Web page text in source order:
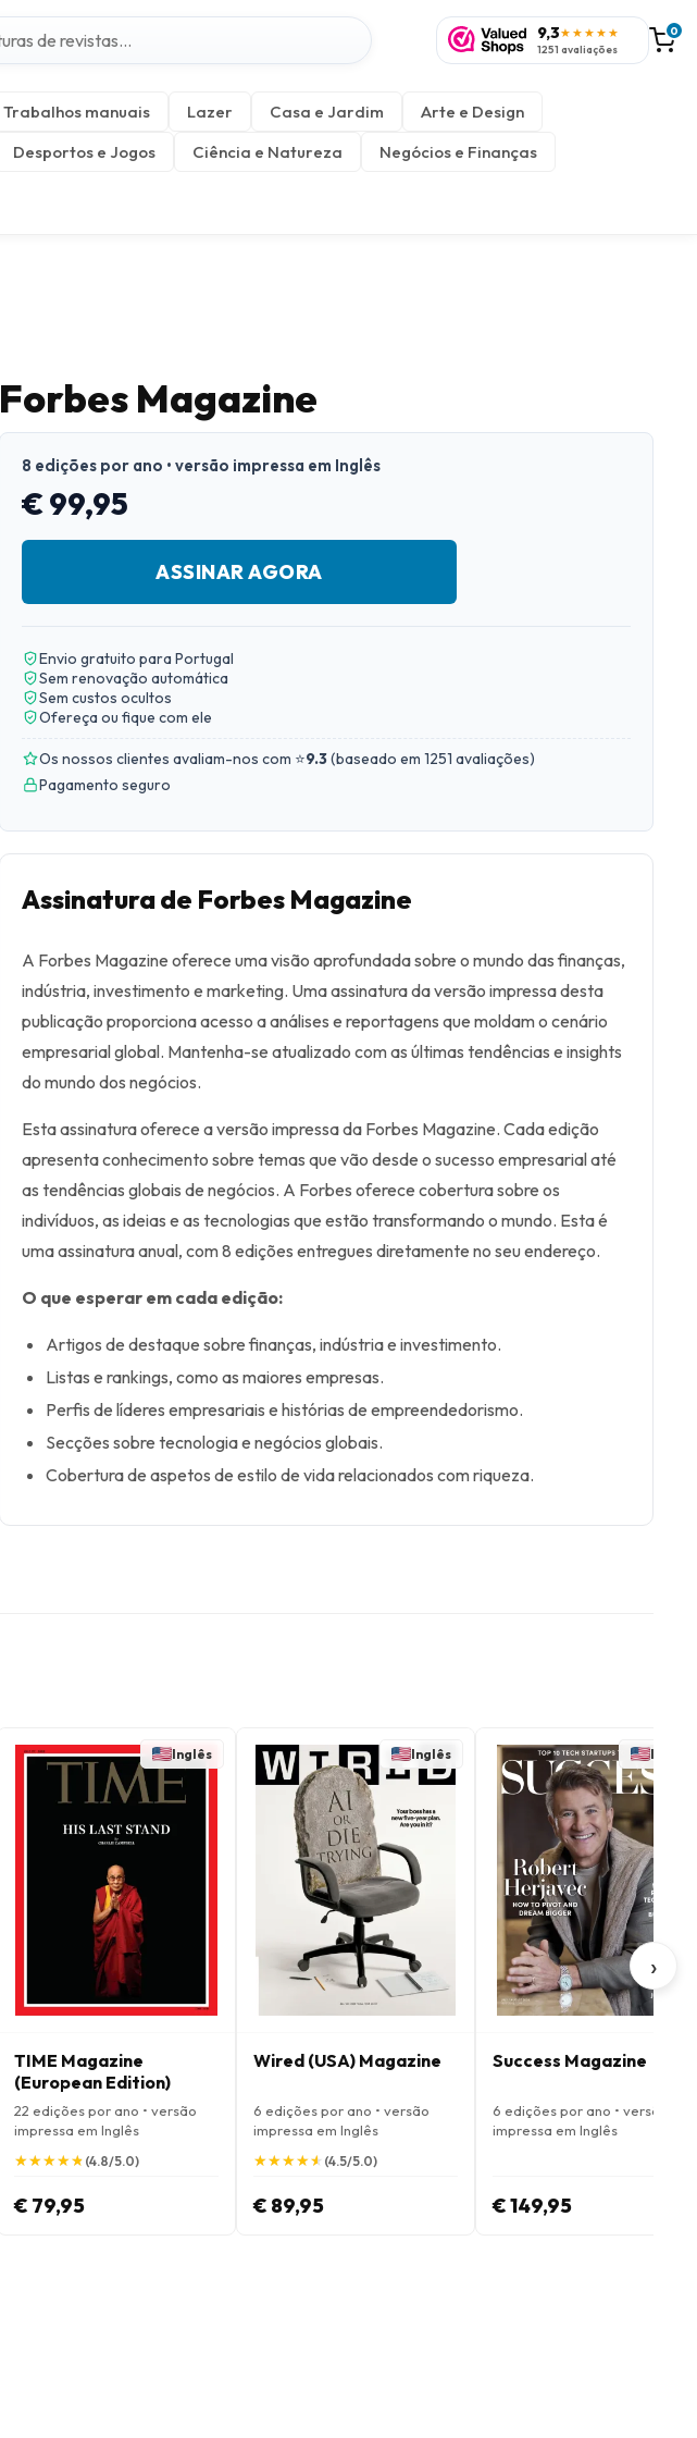
9,3★★★★★
1251 avaliações
0
Trabalhos manuais Lazer Casa e Jardim
Arte e Design
Desportos e Jogos Ciência e Natureza
Negócios e Finanças
Forbes Magazine
8 edições por ano • versão impressa em Inglês
€ 99,95
ASSINAR AGORA
Envio gratuito para Portugal
Sem renovação automática
Sem custos ocultos
Ofereça ou fique com ele
Os nossos clientes avaliam-nos com ⭐9.3(baseado em 1251 avaliações)
Pagamento seguro
Assinatura de Forbes Magazine
A Forbes Magazine oferece uma visão aprofundada sobre o mundo das finanças,
indústria, investimento e marketing. Uma assinatura da versão impressa desta
publicação proporciona acesso a análises e reportagens que moldam o cenário
empresarial global. Mantenha-se atualizado com as últimas tendências e insights
do mundo dos negócios.
Esta assinatura oferece a versão impressa da Forbes Magazine. Cada edição
apresenta conhecimento sobre temas que vão desde o sucesso empresarial até
as tendências globais de negócios. A Forbes oferece cobertura sobre os
indivíduos, as ideias e as tecnologias que estão transformando o mundo. Esta é
uma assinatura anual, com 8 edições entregues diretamente no seu endereço.
O que esperar em cada edição:
Artigos de destaque sobre finanças, indústria e investimento.
Listas e rankings, como as maiores empresas.
Perfis de líderes empresariais e histórias de empreendedorismo.
Secções sobre tecnologia e negócios globais.
Cobertura de aspetos de estilo de vida relacionados com riqueza.
Inglês
TIME Magazine
(European Edition)
22 edições por ano • versão
impressa em Inglês
★
★★
★★
★★
★★
★ (4.8/5.0)
€ 79,95
Inglês
Wired (USA) Magazine
6 edições por ano • versão
impressa em Inglês
★
★★
★★
★★
★★
★ (4.5/5.0)
€ 89,95
Inglês
Success Magazine
6 edições por ano • versão
impressa em Inglês
€ 149,95
›